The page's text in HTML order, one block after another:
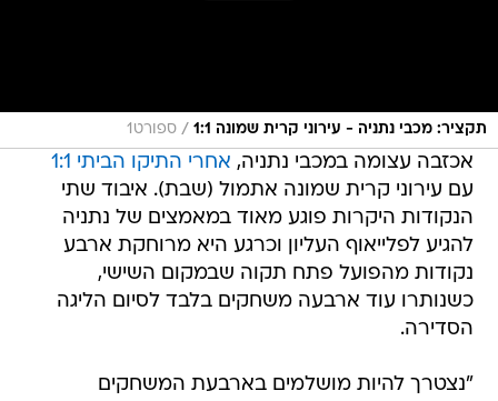
תקציר: מכבי נתניה - עירוני קרית שמונה 1:1 / ספורט1
אכזבה עצומה במכבי נתניה, אחרי התיקו הביתי 1:1
עם עירוני קרית שמונה אתמול (שבת). איבוד שתי
הנקודות היקרות פוגע מאוד במאמצים של נתניה
להגיע לפלייאוף העליון וכרגע היא מרוחקת ארבע
נקודות מהפועל פתח תקוה שבמקום השישי,
כשנותרו עוד ארבעה משחקים בלבד לסיום הליגה
הסדירה.
"נצטרך להיות מושלמים בארבעת המשחקים